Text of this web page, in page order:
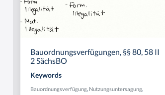
Bauordnungsverfügungen, §§ 80, 58 II
2 SächsBO
Keywords
Bauordnungsverfügung, Nutzungsuntersagung,